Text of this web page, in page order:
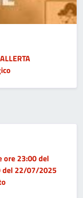
ore 23:00 del
del 22/07/2025